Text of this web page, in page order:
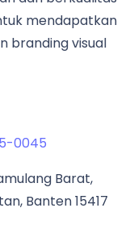
mendapatkan
branding visual
0045
Barat,
Banten 15417